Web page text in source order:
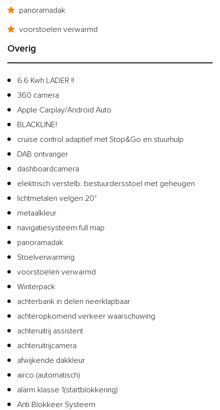
panoramadak
voorstoelen verwarmd
Overig
6.6 Kwh LADER !!
360 camera
Apple Carplay/Android Auto
BLACKLINE!
cruise control adaptief met Stop&Go en stuurhulp
DAB ontvanger
dashboardcamera
elektrisch verstelb. bestuurdersstoel met geheugen
lichtmetalen velgen 20"
metaalkleur
navigatiesysteem full map
panoramadak
Stoelverwarming
voorstoelen verwarmd
Winterpack
achterbank in delen neerklapbaar
achteropkomend verkeer waarschuwing
achteruitrij assistent
achteruitrijcamera
afwijkende dakkleur
airco (automatisch)
alarm klasse 1(startblokkering)
Anti Blokkeer Systeem